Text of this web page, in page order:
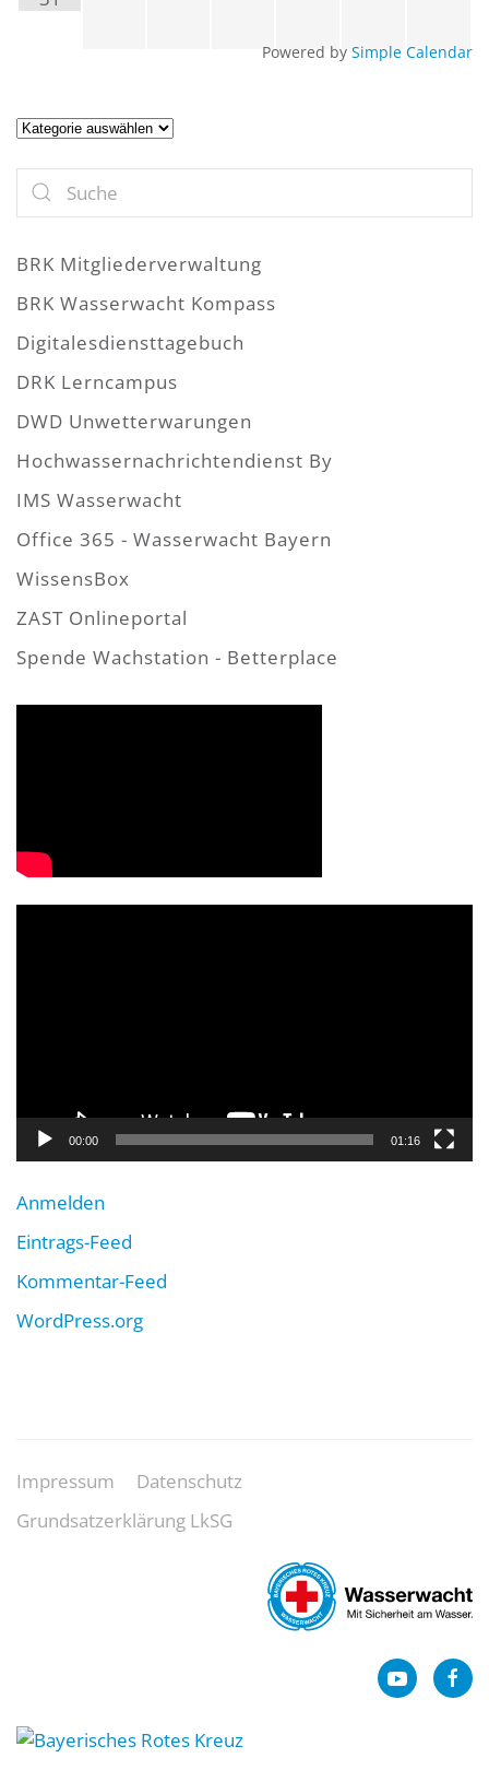
Powered by Simple Calendar
Artikel
BRK Mitgliederverwaltung
BRK Wasserwacht Kompass
Digitalesdiensttagebuch
DRK Lerncampus
DWD Unwetterwarungen
Hochwassernachrichtendienst By
IMS Wasserwacht
Office 365 - Wasserwacht Bayern
WissensBox
ZAST Onlineportal
Spende Wachstation - Betterplace
00:00 01:16
Anmelden
Eintrags-Feed
Kommentar-Feed
WordPress.org
Impressum
Datenschutz
Grundsatzerklärung LkSG